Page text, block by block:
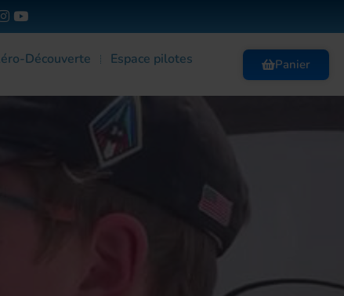
Découverte Espace pilotes Panier